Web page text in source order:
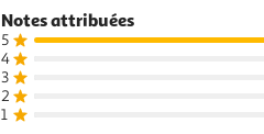
Notes attribuées
5
4
3
2
1